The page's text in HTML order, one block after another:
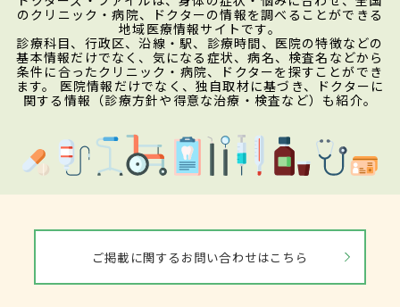
のクリニック・病院、ドクターの情報を調べることができる
地域医療情報サイトです。
診療科目、行政区、沿線・駅、診療時間、医院の特徴などの
基本情報だけでなく、気になる症状、病名、検査名などから
条件に合ったクリニック・病院、ドクターを探すことができ
ます。 医院情報だけでなく、独自取材に基づき、ドクターに
関する情報（診療方針や得意な治療・検査など）も紹介。
ご掲載に関するお問い合わせはこちら